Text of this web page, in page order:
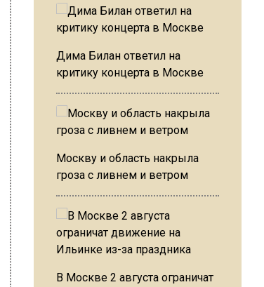
Дима Билан ответил на
критику концерта в Москве
Москву и область накрыла
гроза с ливнем и ветром
В Москве 2 августа ограничат